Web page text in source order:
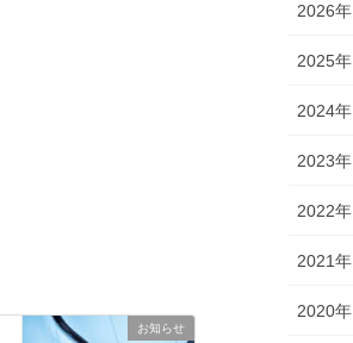
お知らせ
2026年
2025年
2024年
2023年
2022年
2021年
2020年